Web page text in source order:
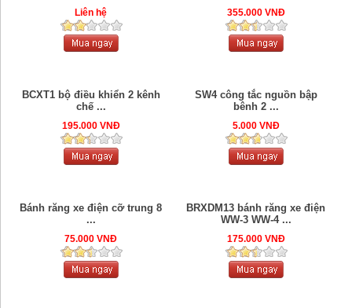
Liên hệ 355.000 VNĐ
BCXT1 bộ điều khiển 2 kênh
chế ...
195.000 VNĐ
SW4 công tắc nguồn bập
bênh 2 ...
5.000 VNĐ
Bánh răng xe điện cỡ trung 8
...
75.000 VNĐ
BRXDM13 bánh răng xe điện
WW-3 WW-4 ...
175.000 VNĐ